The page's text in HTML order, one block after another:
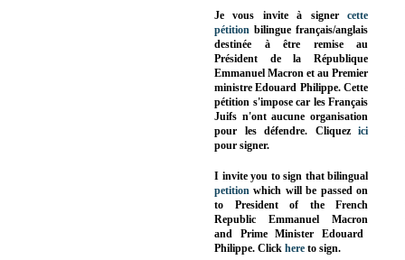
Je vous invite à signer cette
pétition bilingue français/anglais
destinée à être remise au
Président de la République
Emmanuel Macron et au Premier
ministre Edouard Philippe. Cette
pétition s'impose car les Français
Juifs n'ont aucune organisation
pour les défendre. Cliquez
ici
pour signer.
I invite you to sign that bilingual
petition which will be passed on
to President of the French
Republic Emmanuel Macron
and Prime Minister Edouard
Philippe. Click here to sign.